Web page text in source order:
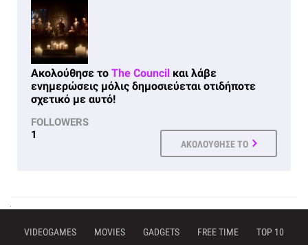
Ακολούθησε το The Council και λάβε
ενημερώσεις μόλις δημοσιεύεται οτιδήποτε
σχετικό με αυτό!
FOLLOWERS
1
ΑΚΟΛΟΥΘΗΣΕ ΤΟ
VIDEOGAMES MOVIES GADGETS FREE TIME
TOP 10